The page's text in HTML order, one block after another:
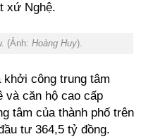
xứ Nghệ.
(Ảnh: Hoàng Huy).
khởi công trung tâm
và căn hộ cao cấp
tâm của thành phố trên
tư 364,5 tỷ đồng.